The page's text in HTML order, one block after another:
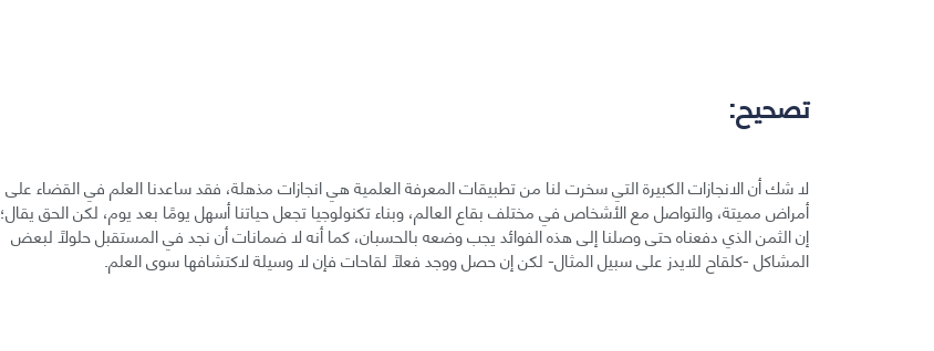
تصحيح:
لا شك أن الانجازات الكبيرة التي سخرت لنا من تطبيقات المعرفة العلمية هي انجازات مذهلة، فقد ساعدنا العلم في القضاء على
أمراض مميتة، والتواصل مع الأشخاص في مختلف بقاع العالم، وبناء تكنولوجيا تجعل حياتنا أسهل يومًا بعد يوم، لكن الحق يقال؛
إن الثمن الذي دفعناه حتى وصلنا إلى هذه الفوائد يجب وضعه بالحسبان، كما أنه لا ضمانات أن نجد في المستقبل حلولًا لبعض
المشاكل -كلقاح للايدز على سبيل المثال- لكن إن حصل ووجد فعلًا لقاحات فإن لا وسيلة لاكتشافها سوى العلم.